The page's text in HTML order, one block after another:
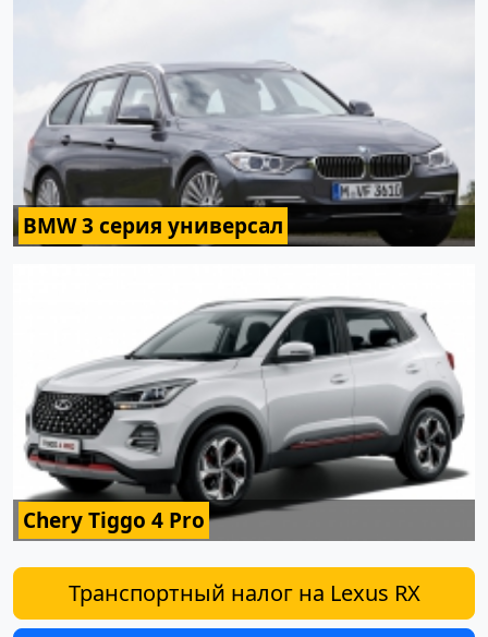
BMW 3 серия универсал
Chery Tiggo 4 Pro
Транспортный налог на Lexus RX